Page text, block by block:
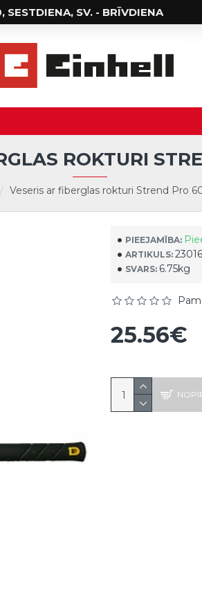
SV. - BRĪVDIENA
Veseris ar fiberglas rokturi Strend Pro
ROKTURI
PIEEJAMĪBA:
ARTIKULS:
SVARS: 6.75kg
25.56€